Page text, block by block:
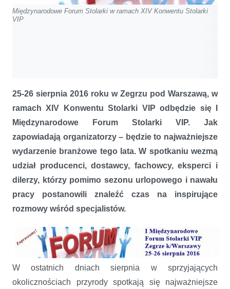
Międzynarodowe Forum Stolarki w ramach XIV Konwentu Stolarki
VIP
25-26 sierpnia 2016 roku w Zegrzu pod Warszawą, w
ramach XIV Konwentu Stolarki VIP odbędzie się I
Międzynarodowe Forum Stolarki VIP. Jak
zapowiadają organizatorzy – będzie to najważniejsze
wydarzenie branżowe tego lata. W spotkaniu wezmą
udział producenci, dostawcy, fachowcy, eksperci i
dilerzy, którzy pomimo sezonu urlopowego i nawału
pracy postanowili znaleźć czas na inspirujące
rozmowy wśród specjalistów.
W ostatnich dniach sierpnia w sprzyjających
okolicznościach przyrody spotkają się najważniejsze